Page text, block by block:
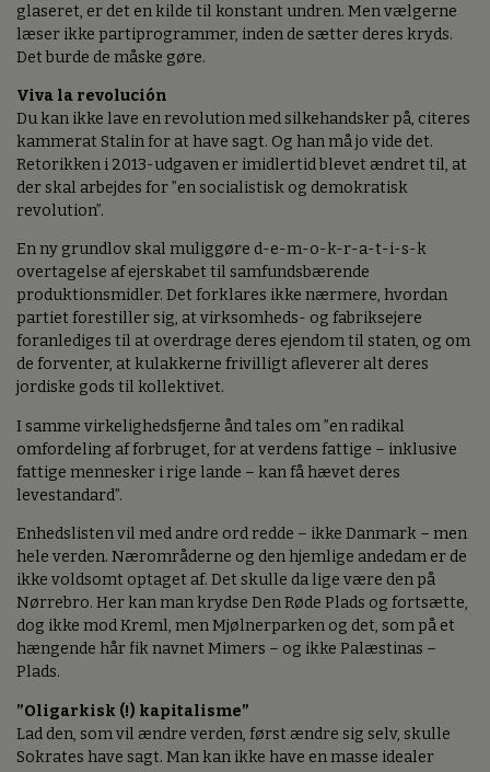
glaseret, er det en kilde til konstant undren. Men vælgerne
læser ikke partiprogrammer, inden de sætter deres kryds.
Det burde de måske gøre.
Viva la revolución
Du kan ikke lave en revolution med silkehandsker på, citeres
kammerat Stalin for at have sagt. Og han må jo vide det.
Retorikken i 2013-udgaven er imidlertid blevet ændret til, at
der skal arbejdes for ”en socialistisk og demokratisk
revolution”.
En ny grundlov skal muliggøre d-e-m-o-k-r-a-t-i-s-k
overtagelse af ejerskabet til samfundsbærende
produktionsmidler. Det forklares ikke nærmere, hvordan
partiet forestiller sig, at virksomheds- og fabriksejere
foranlediges til at overdrage deres ejendom til staten, og om
de forventer, at kulakkerne frivilligt afleverer alt deres
jordiske gods til kollektivet.
I samme virkelighedsfjerne ånd tales om ”en radikal
omfordeling af forbruget, for at verdens fattige – inklusive
fattige mennesker i rige lande – kan få hævet deres
levestandard”.
Enhedslisten vil med andre ord redde – ikke Danmark – men
hele verden. Nærområderne og den hjemlige andedam er de
ikke voldsomt optaget af. Det skulle da lige være den på
Nørrebro. Her kan man krydse Den Røde Plads og fortsætte,
dog ikke mod Kreml, men Mjølnerparken og det, som på et
hængende hår fik navnet Mimers – og ikke Palæstinas –
Plads.
”Oligarkisk (!) kapitalisme”
Lad den, som vil ændre verden, først ændre sig selv, skulle
Sokrates have sagt. Man kan ikke have en masse idealer